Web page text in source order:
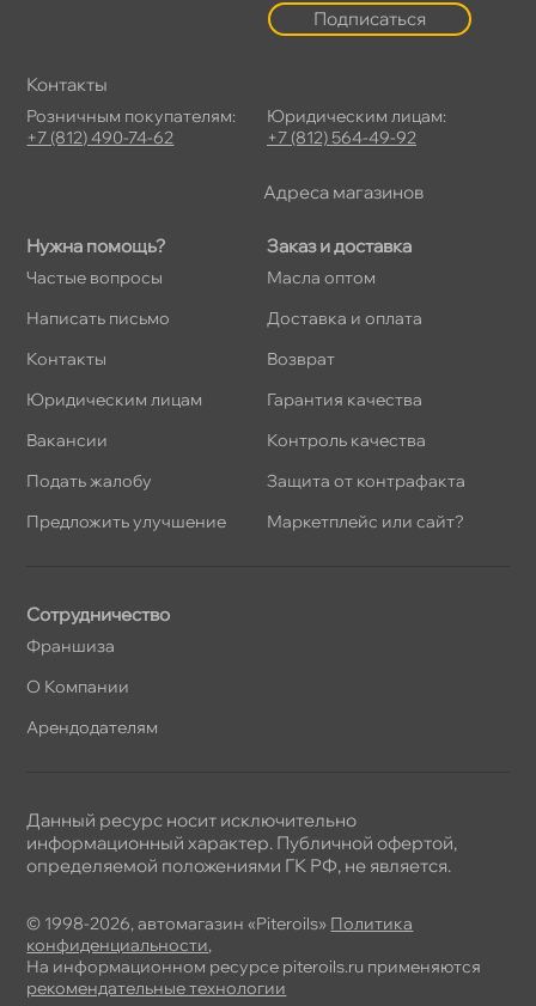
Нужна помощь?
Частые вопросы
Написать письмо
Контакты
Юридическим лицам
акансии
Подать жалобу
Предложить улучшение
Заказ и доставка
Масла оптом
Доставка и оплата
озврат
Гарантия качества
Контроль качества
Защита от контрафакта
Маркетплейс или сайт?
Подписаться
Сотрудничество
Франшиза
О Компании
Арендодателям
Контакты
Розничным покупателям:
+7 (812) 490-74-62
Юридическим лицам:
+7 (812) 564-49-92
Адреса магазино
© 1998-2026, автомагазин «Piteroils» Политика
конфиденциальности,
На информационном ресурсе piteroils.ru применяются
рекомендательные технологии
Данный ресурс носит исключительно
информационный характер. Публичной офертой,
определяемой положениями ГК РФ, не является.